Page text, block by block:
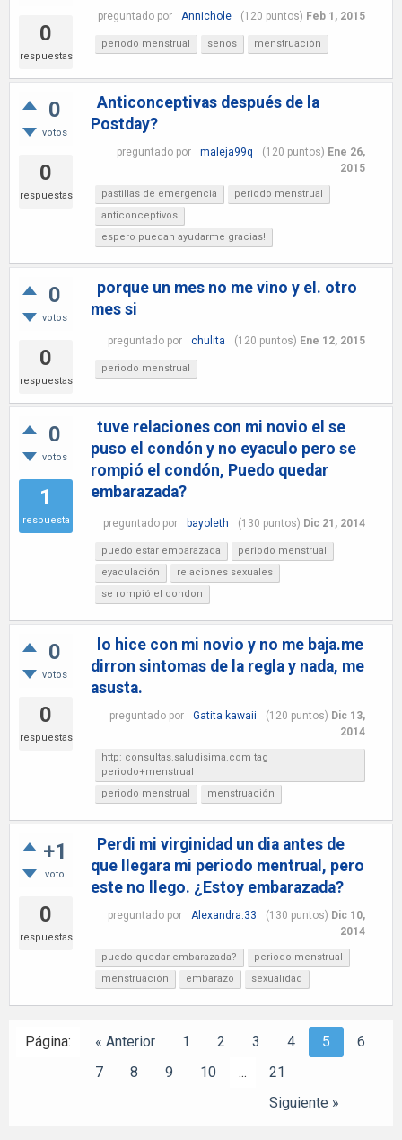
0
respuestas
preguntado por Annichole (120 puntos) Feb 1, 2015
periodo menstrual senos menstruación
0
votos
0
respuestas
Anticonceptivas después de la
Postday?
preguntado por maleja99q (120 puntos) Ene 26,
2015
pastillas de emergencia
periodo menstrual
anticonceptivos
espero puedan ayudarme gracias!
0
votos
0
respuestas
porque un mes no me vino y el. otro
mes si
preguntado por chulita (120 puntos) Ene 12, 2015
periodo menstrual
0
votos
1
respuesta
tuve relaciones con mi novio el se
puso el condón y no eyaculo pero se
rompió el condón, Puedo quedar
embarazada?
preguntado por bayoleth (130 puntos) Dic 21, 2014
puedo estar embarazada
periodo menstrual
eyaculación
relaciones sexuales
se rompió el condon
0
votos
0
respuestas
lo hice con mi novio y no me baja.me
dirron sintomas de la regla y nada, me
asusta.
preguntado por Gatita kawaii (120 puntos) Dic 13,
2014
http: consultas.saludisima.com tag
periodo+menstrual
periodo menstrual
menstruación
+1
voto
0
respuestas
Perdi mi virginidad un dia antes de
que llegara mi periodo mentrual, pero
este no llego. ¿Estoy embarazada?
preguntado por Alexandra.33 (130 puntos) Dic 10,
2014
puedo quedar embarazada?
periodo menstrual
menstruación
embarazo sexualidad
Página: « Anterior 1 2 3 4 5
6
7
8 9 10 ...
21
Siguiente »